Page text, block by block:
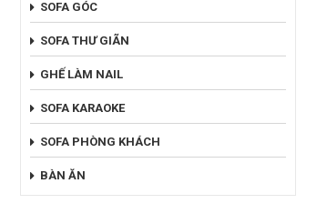
SOFA GÓC
SOFA THƯ GIÃN
GHẾ LÀM NAIL
SOFA KARAOKE
SOFA PHÒNG KHÁCH
BÀN ĂN